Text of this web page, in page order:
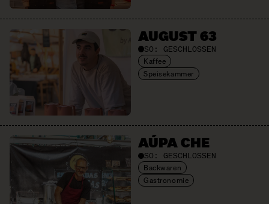
AUGUST 63
SO: GESCHLOSSEN
Kaffee
Speisekammer
AÚPA CHE
SO: GESCHLOSSEN
Backwaren
Gastronomie